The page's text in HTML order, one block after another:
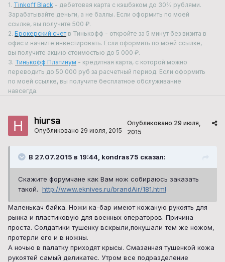
1. Tinkoff Black - дебетовая карта с кэшбэком до 30% рублями.
Зарабатывайте деньги, а не баллы. Если оформить по моей
ссылке, вы получите 500 ₽.
2. Брокерский счет в Тинькофф - откройте за 5 минут без визита в
офис и начните инвестировать. Если оформить по моей ссылке,
вы получите акцию стоимостью до 5 000 ₽.
3. Тинькофф Платинум - кредитная карта, с которой можно
переводить до 50 000 руб за расчетный период. Если оформить
по моей ссылке, вы получите бесплатное обслуживание
навсегда.
hiursa
Опубликовано 29 июля, 2015
Опубликовано 29 июля,
2015
В 27.07.2015 в 19:44, kondras75 сказал:
Скажите форумчане как Вам нож собираюсь заказать
такой. http://www.eknives.ru/brandAir/181.html
Маленькач байка. Ножи ка-бар имеют кожаную рукоять для
рынка и пластиковую для военных операторов. Причина
проста. Солдатики тушенку вскрыли,покушали тем же ножом,
протерли его и в ножны.
А ночью в палатку приходят крысы. Смазанная тушенкой кожа
рукоятей самый деликатес. Утром все подразделение